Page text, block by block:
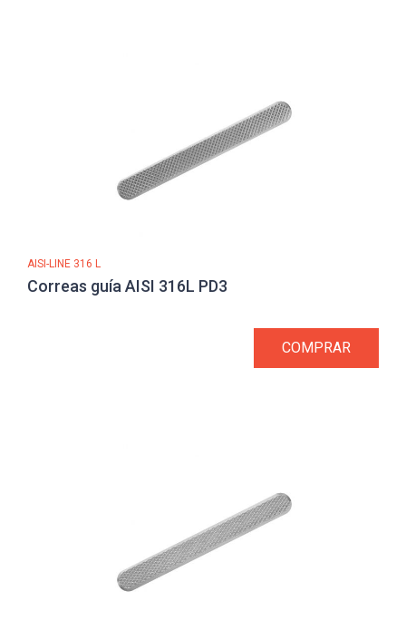
AISI-LINE 316 L
Correas guía AISI 316L PD3
COMPRAR